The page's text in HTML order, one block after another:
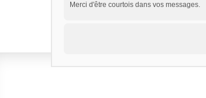
Merci d'être courtois dans vos messages.